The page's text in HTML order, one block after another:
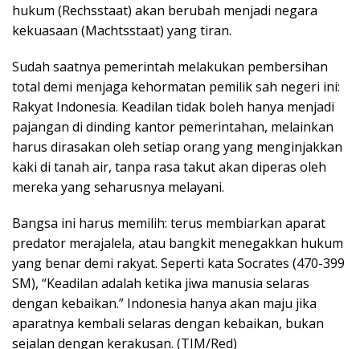
hukum (Rechsstaat) akan berubah menjadi negara
kekuasaan (Machtsstaat) yang tiran.
Sudah saatnya pemerintah melakukan pembersihan
total demi menjaga kehormatan pemilik sah negeri ini:
Rakyat Indonesia. Keadilan tidak boleh hanya menjadi
pajangan di dinding kantor pemerintahan, melainkan
harus dirasakan oleh setiap orang yang menginjakkan
kaki di tanah air, tanpa rasa takut akan diperas oleh
mereka yang seharusnya melayani.
Bangsa ini harus memilih: terus membiarkan aparat
predator merajalela, atau bangkit menegakkan hukum
yang benar demi rakyat. Seperti kata Socrates (470-399
SM), “Keadilan adalah ketika jiwa manusia selaras
dengan kebaikan.” Indonesia hanya akan maju jika
aparatnya kembali selaras dengan kebaikan, bukan
sejalan dengan kerakusan. (TIM/Red)